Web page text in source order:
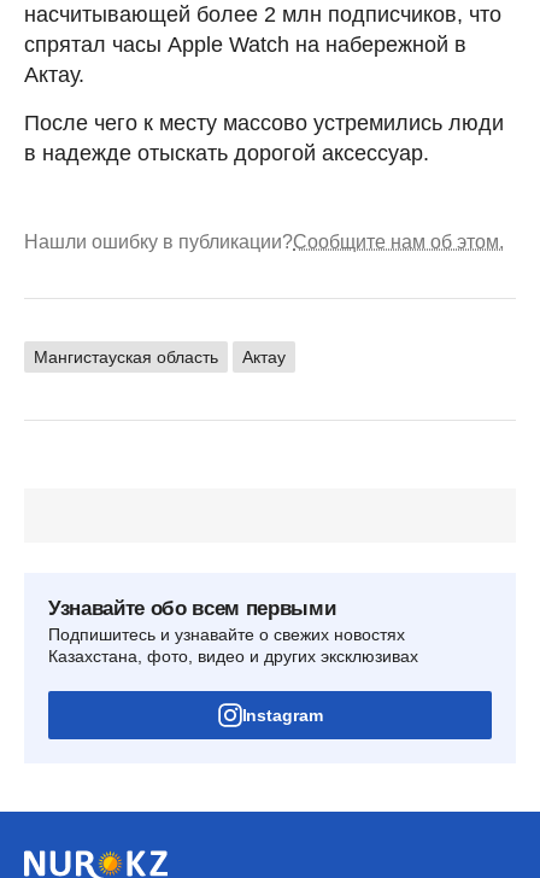
насчитывающей более 2 млн подписчиков, что
спрятал часы Apple Watch на набережной в
Актау.
После чего к месту массово устремились люди
в надежде отыскать дорогой аксессуар.
Нашли ошибку в публикации?Сообщите нам об этом.
Мангистауская область Актау
Узнавайте обо всем первыми
Подпишитесь и узнавайте о свежих новостях
Казахстана, фото, видео и других эксклюзивах
Instagram